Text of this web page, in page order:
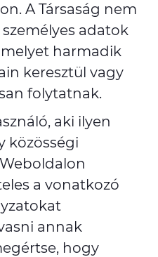
A Társaság nem
adatok
harmadik
keresztül vagy
folytatnak.
aki ilyen
közösségi
a vonatkozó
annak
hogy